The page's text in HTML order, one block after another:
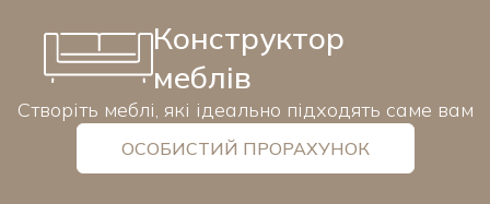
Конструктор
меблів
Створіть меблі, які ідеально підходять саме вам
ОСОБИСТИЙ ПРОРАХУНОК